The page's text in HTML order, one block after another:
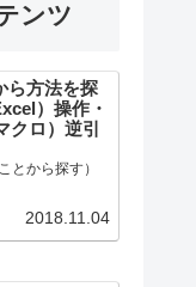
ンツ
ら方法を探
）操作・
クロ）逆引
とから探す）
2018.11.04